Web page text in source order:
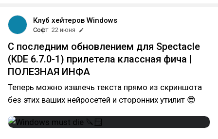
Клуб хейтеров Windows
Софт 22 июня
С последним обновлением для Spectacle
(KDE 6.7.0-1) прилетела классная фича |
ПОЛЕЗНАЯ ИНФА
Теперь можно извлечь текста прямо из скриншота
без этих ваших нейросетей и сторонних утилит 😎